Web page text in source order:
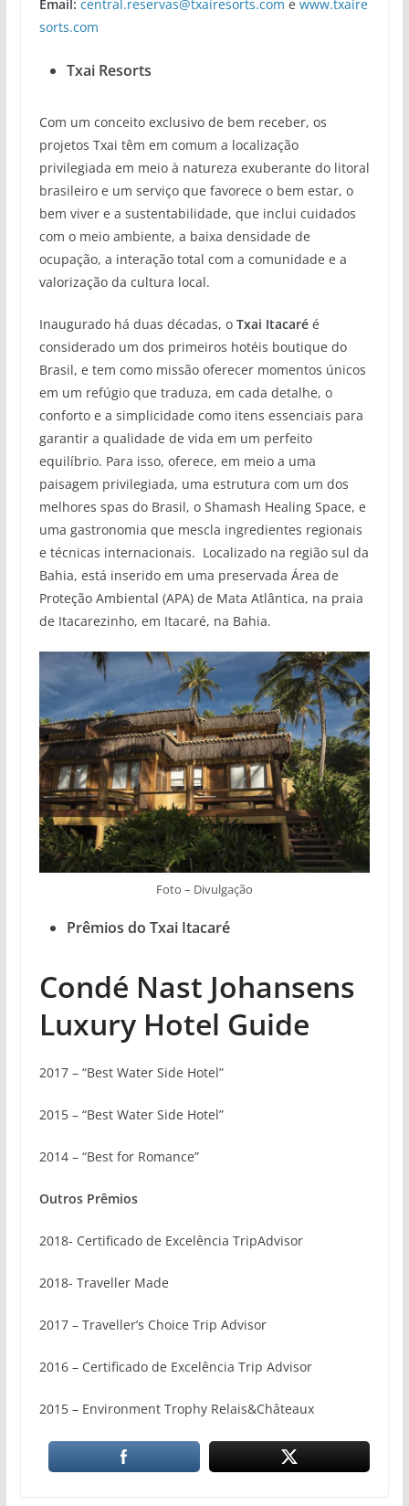
Email: central.reservas@txairesorts.com e www.txaire
sorts.com
Txai Resorts
Com um conceito exclusivo de bem receber, os
projetos Txai têm em comum a localização
privilegiada em meio à natureza exuberante do litoral
brasileiro e um serviço que favorece o bem estar, o
bem viver e a sustentabilidade, que inclui cuidados
com o meio ambiente, a baixa densidade de
ocupação, a interação total com a comunidade e a
valorização da cultura local.
Inaugurado há duas décadas, o Txai Itacaréé
considerado um dos primeiros hotéis boutique do
Brasil, e tem como missão oferecer momentos únicos
em um refúgio que traduza, em cada detalhe, o
conforto e a simplicidade como itens essenciais para
garantir a qualidade de vida em um perfeito
equilíbrio. Para isso, oferece, em meio a uma
paisagem privilegiada, uma estrutura com um dos
melhores spas do Brasil, o Shamash Healing Space, e
uma gastronomia que mescla ingredientes regionais
e técnicas internacionais. Localizado na região sul da
Bahia, está inserido em uma preservada Área de
Proteção Ambiental (APA) de Mata Atlântica, na praia
de Itacarezinho, em Itacaré, na Bahia.
Foto – Divulgação
Prêmios do Txai Itacaré
Condé Nast Johansens
Luxury Hotel Guide
2017 – “Best Water Side Hotel”
2015 – “Best Water Side Hotel”
2014 – “Best for Romance”
Outros Prêmios
2018- Certificado de Excelência TripAdvisor
2018- Traveller Made
2017 – Traveller’s Choice Trip Advisor
2016 – Certificado de Excelência Trip Advisor
2015 – Environment Trophy Relais&Châteaux